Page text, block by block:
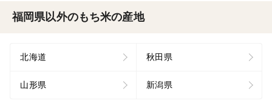
福岡県以外のもち米の産地
北海道 秋田県
山形県 新潟県